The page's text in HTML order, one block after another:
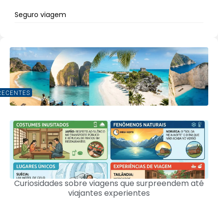
Seguro viagem
Curiosidades sobre viagens que surpreendem até
viajantes experientes